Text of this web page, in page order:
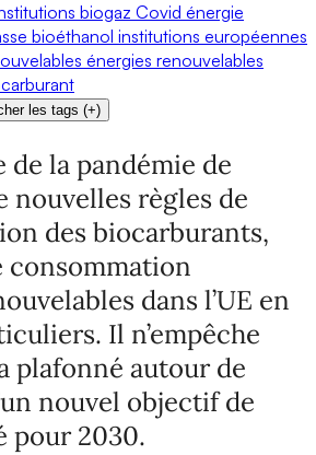
biogaz Covid énergie
bioéthanol institutions européennes
énergies renouvelables
les tags (+)
la pandémie de
nouvelles règles de
des biocarburants,
consommation
dans l’UE en
Il n’empêche
plafonné autour de
nouvel objectif de
pour 2030.